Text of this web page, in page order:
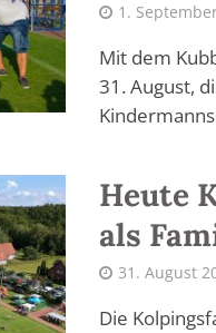
1.
Mit dem
31. August,
Heute
als
31. August
Die